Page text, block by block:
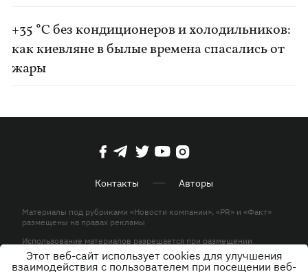
+35 °C без кондиционеров и холодильников:
как киевляне в былые времена спасались от
жары
Контакты Авторы
Материалы под рубриками «Новости компании», «PR» и «Факт»
размещены на правах рекламы
Использование материалов разрешается при размещении
активной гиперссылки на KP.UA в первом абзаце.
© ООО «ЮЛАВ МЕДИА»,2026. Все права защищены.
Этот веб-сайт использует cookies для улучшения
взаимодействия с пользователем при посещении веб-